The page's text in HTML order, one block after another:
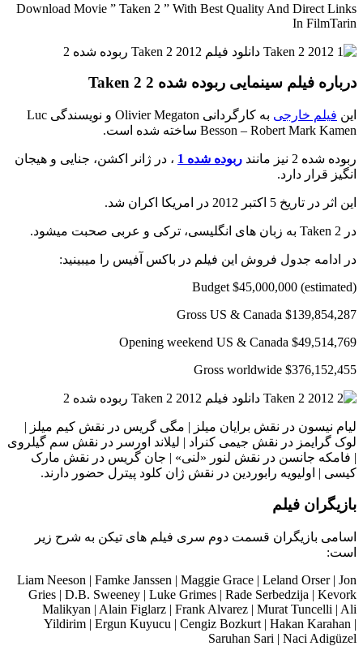
Download Movie ” Taken 2 ” With Best Quality And Direct Links
In FilmTarin
درباره فیلم سینمایی ربوده شده 2 Taken 2
این فیلم خارجی
به کارگردانی Olivier Megaton و نویسندگی Luc
Besson – Robert Mark Kamen ساخته شده است.
ربوده شده 2 نیز مانند ربوده شده 1
، در ژانر اکشن، جنایی و هیجان
انگیز قرار دارد.
این اثر در تاریخ 5 اکتبر 2012 در امریکا اکران شد.
در Taken 2 به زبان های انگلیسی، ترکی و عربی صحبت میشود.
در ادامه جدول فروش این فیلم در باکس آفیس را میبینید:
Budget $45,000,000 (estimated)
Gross US & Canada $139,854,287
Opening weekend US & Canada $49,514,769
Gross worldwide $376,152,455
لیام نیسون در نقش برایان میلز | مگی گریس در نقش کیم میلز |
لوک گرایمز در نقش جیمی کنراد | لیلاند اورسر در نقش سم گیلروی
| فامکه جانسن در نقش لنور «لنی» | جان گریس در نقش مارک
کیسی | اولیویه رابوردین در نقش ژان کلود پیترل حضور دارند.
بازیگران فیلم
اسامی بازیگران قسمت دوم سری فیلم های تیکن به شرح زیر
است:
Liam Neeson | Famke Janssen | Maggie Grace | Leland Orser | Jon
Gries | D.B. Sweeney | Luke Grimes | Rade Serbedzija | Kevork
Malikyan | Alain Figlarz | Frank Alvarez | Murat Tuncelli | Ali
Yildirim | Ergun Kuyucu | Cengiz Bozkurt | Hakan Karahan |
Saruhan Sari | Naci Adigüzel